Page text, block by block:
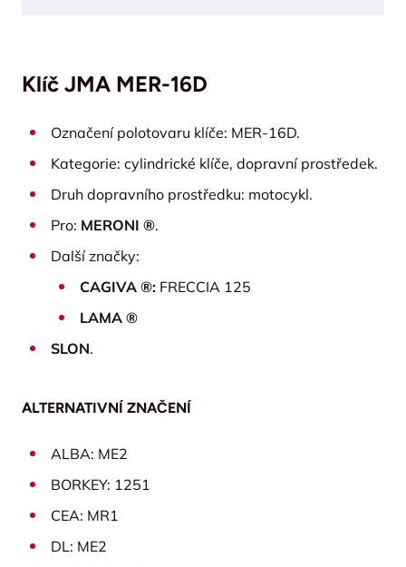
Klíč JMA MER-16D
Označení polotovaru klíče: MER-16D.
Kategorie: cylindrické klíče, dopravní prostředek.
Druh dopravního prostředku: motocykl.
Pro: MERONI ®.
Další značky:
CAGIVA ®: FRECCIA 125
LAMA ®
SLON.
ALTERNATIVNÍ ZNAČENÍ
ALBA: ME2
BORKEY: 1251
CEA: MR1
DL: ME2